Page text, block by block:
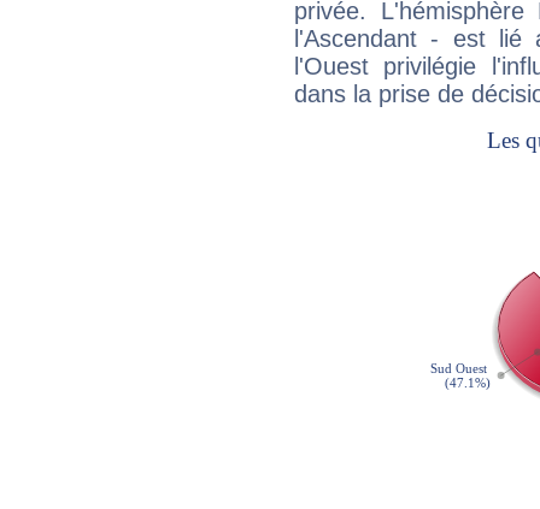
privée.
l'Ascendant - est
l'Ouest privilégie
dans la prise de